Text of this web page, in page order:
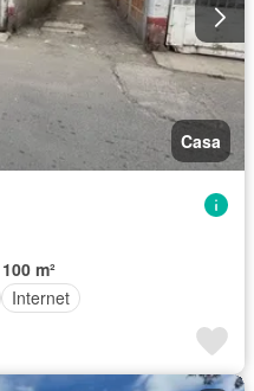
Casa
100 m²
Internet